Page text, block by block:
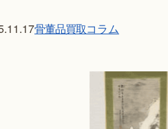
骨董品買取コラム